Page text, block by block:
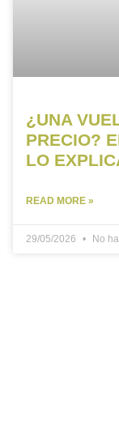
¿UNA
PRECIO?
LO
READ MORE »
29/05/2026 No